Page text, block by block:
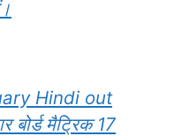
Hindi out
बोर्ड मैट्रिक 17